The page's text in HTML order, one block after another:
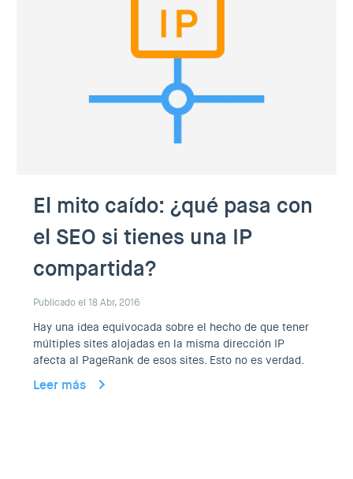
El mito caído: ¿qué pasa con
el SEO si tienes una IP
compartida?
Publicado el 18 Abr, 2016
Hay una idea equivocada sobre el hecho de que tener
múltiples sites alojadas en la misma dirección IP
afecta al PageRank de esos sites. Esto no es verdad.
Leer más